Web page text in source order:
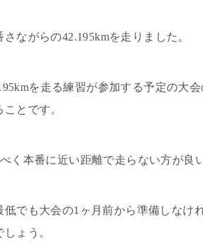
さながらの42.195kmを走りました。
を走る練習が参加する予定の大
とです。
く本番に近い距離で走らない方が良
低でも大会の1ヶ月前から準備しなけ
ょう。